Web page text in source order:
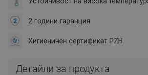
2 години гаранция
Хигиеничен сертификат PZH
Детайли за продукта